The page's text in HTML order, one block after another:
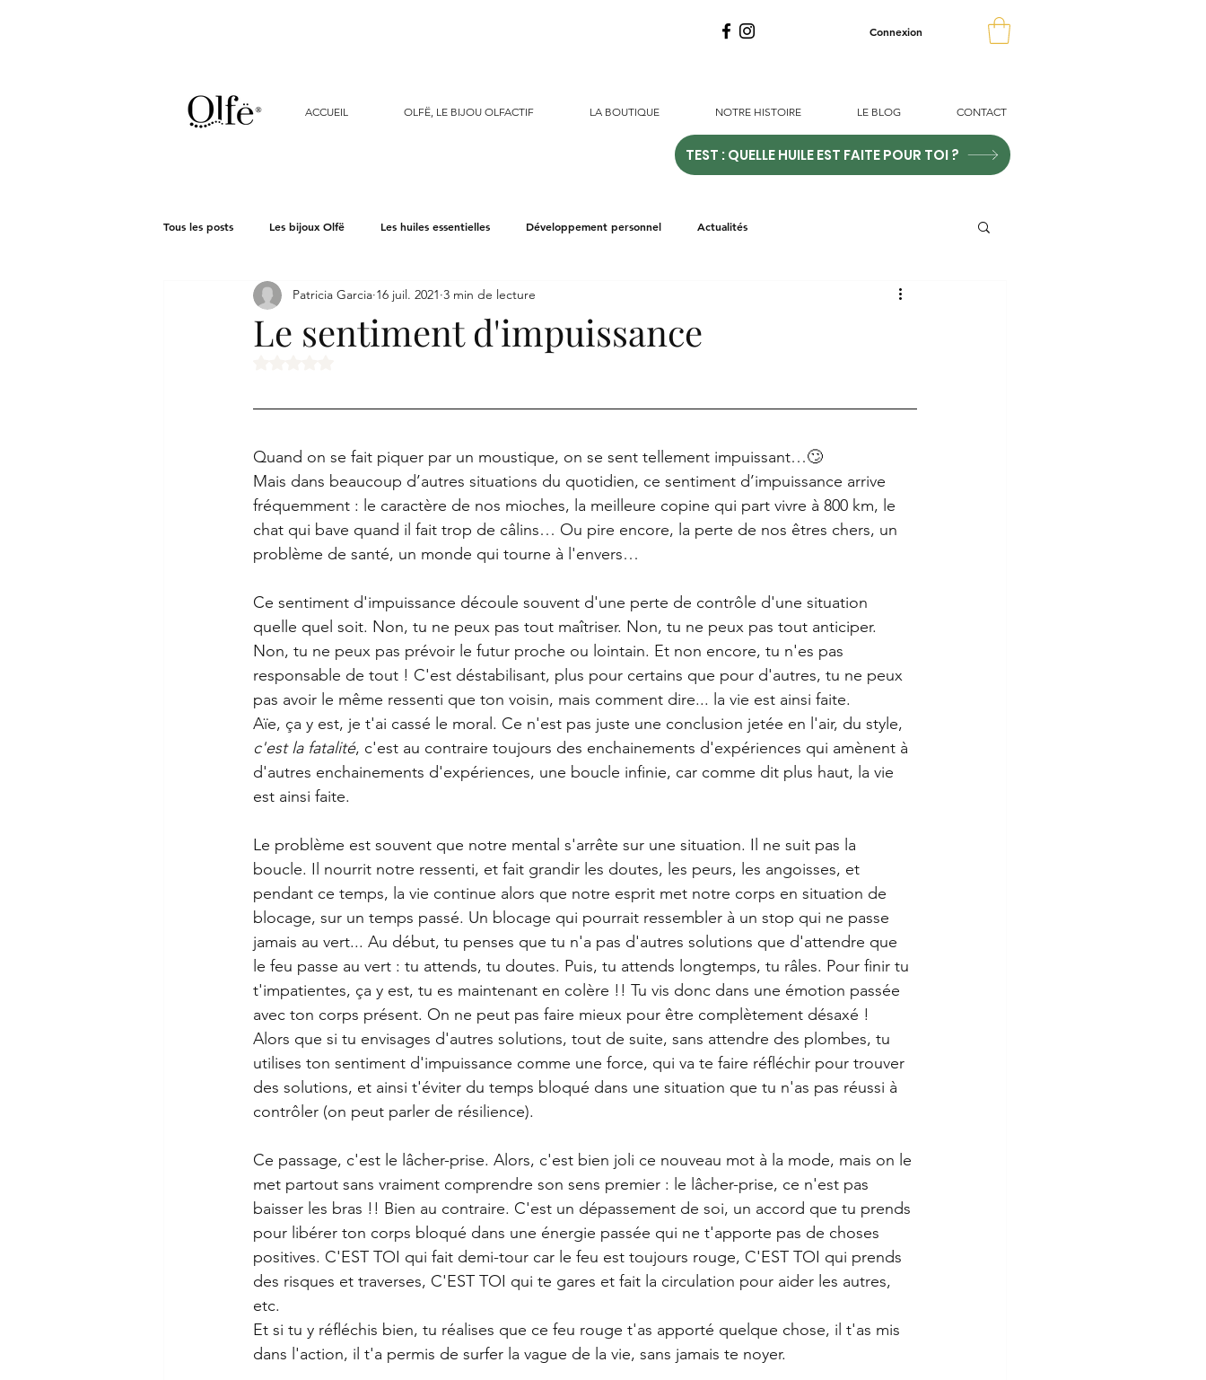
Connexion
ACCUEIL OLFË, LE BIJOU OLFACTIF LA BOUTIQUE NOTRE HISTOIRE LE BLOG CONTACT
TEST : QUELLE HUILE EST FAITE POUR TOI ?
Tous les posts Les bijoux Olfë Les huiles essentielles Développement personnel Actualités
Le sentiment d'impuissance
Patricia Garcia 16 juil. 2021 3 min de lecture
Quand on se fait piquer par un moustique, on se sent tellement impuissant…🙄
Mais dans beaucoup d’autres situations du quotidien, ce sentiment d’impuissance arrive
fréquemment : le caractère de nos mioches, la meilleure copine qui part vivre à 800 km, le
chat qui bave quand il fait trop de câlins… Ou pire encore, la perte de nos êtres chers, un
problème de santé, un monde qui tourne à l'envers…
Ce sentiment d'impuissance découle souvent d'une perte de contrôle d'une situation
quelle quel soit. Non, tu ne peux pas tout maîtriser. Non, tu ne peux pas tout anticiper.
Non, tu ne peux pas prévoir le futur proche ou lointain. Et non encore, tu n'es pas
responsable de tout ! C'est déstabilisant, plus pour certains que pour d'autres, tu ne peux
pas avoir le même ressenti que ton voisin, mais comment dire... la vie est ainsi faite.
Aïe, ça y est, je t'ai cassé le moral. Ce n'est pas juste une conclusion jetée en l'air, du style,
c'est la fatalité, c'est au contraire toujours des enchainements d'expériences qui amènent à
d'autres enchainements d'expériences, une boucle infinie, car comme dit plus haut, la vie
est ainsi faite.
Le problème est souvent que notre mental s'arrête sur une situation. Il ne suit pas la
boucle. Il nourrit notre ressenti, et fait grandir les doutes, les peurs, les angoisses, et
pendant ce temps, la vie continue alors que notre esprit met notre corps en situation de
blocage, sur un temps passé. Un blocage qui pourrait ressembler à un stop qui ne passe
jamais au vert... Au début, tu penses que tu n'a pas d'autres solutions que d'attendre que
le feu passe au vert : tu attends, tu doutes. Puis, tu attends longtemps, tu râles. Pour finir tu
t'impatientes, ça y est, tu es maintenant en colère !! Tu vis donc dans une émotion passée
avec ton corps présent. On ne peut pas faire mieux pour être complètement désaxé !
Alors que si tu envisages d'autres solutions, tout de suite, sans attendre des plombes, tu
utilises ton sentiment d'impuissance comme une force, qui va te faire réfléchir pour trouver
des solutions, et ainsi t'éviter du temps bloqué dans une situation que tu n'as pas réussi à
contrôler (on peut parler de résilience).
Ce passage, c'est le lâcher-prise. Alors, c'est bien joli ce nouveau mot à la mode, mais on le
met partout sans vraiment comprendre son sens premier : le lâcher-prise, ce n'est pas
baisser les bras !! Bien au contraire. C'est un dépassement de soi, un accord que tu prends
pour libérer ton corps bloqué dans une énergie passée qui ne t'apporte pas de choses
positives. C'EST TOI qui fait demi-tour car le feu est toujours rouge, C'EST TOI qui prends
des risques et traverses, C'EST TOI qui te gares et fait la circulation pour aider les autres,
etc.
Et si tu y réfléchis bien, tu réalises que ce feu rouge t'as apporté quelque chose, il t'as mis
dans l'action, il t'a permis de surfer la vague de la vie, sans jamais te noyer.